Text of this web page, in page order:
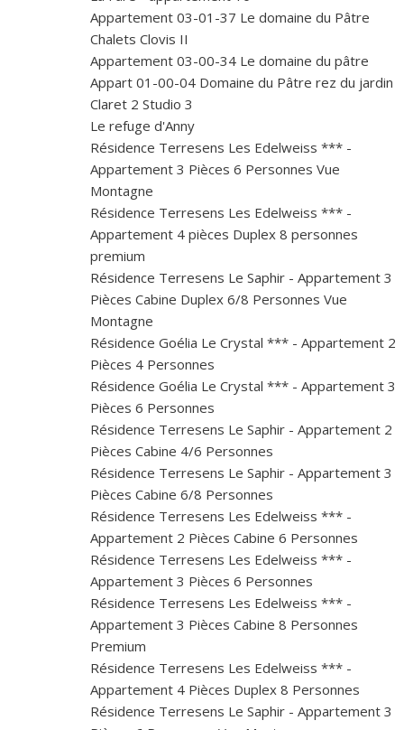
Appartement 03-01-37 Le domaine du Pâtre
Chalets Clovis II
Appartement 03-00-34 Le domaine du pâtre
Appart 01-00-04 Domaine du Pâtre rez du jardin
Claret 2 Studio 3
Le refuge d'Anny
Résidence Terresens Les Edelweiss *** -
Appartement 3 Pièces 6 Personnes Vue
Montagne
Résidence Terresens Les Edelweiss *** -
Appartement 4 pièces Duplex 8 personnes
premium
Résidence Terresens Le Saphir - Appartement 3
Pièces Cabine Duplex 6/8 Personnes Vue
Montagne
Résidence Goélia Le Crystal *** - Appartement 2
Pièces 4 Personnes
Résidence Goélia Le Crystal *** - Appartement 3
Pièces 6 Personnes
Résidence Terresens Le Saphir - Appartement 2
Pièces Cabine 4/6 Personnes
Résidence Terresens Le Saphir - Appartement 3
Pièces Cabine 6/8 Personnes
Résidence Terresens Les Edelweiss *** -
Appartement 2 Pièces Cabine 6 Personnes
Résidence Terresens Les Edelweiss *** -
Appartement 3 Pièces 6 Personnes
Résidence Terresens Les Edelweiss *** -
Appartement 3 Pièces Cabine 8 Personnes
Premium
Résidence Terresens Les Edelweiss *** -
Appartement 4 Pièces Duplex 8 Personnes
Résidence Terresens Le Saphir - Appartement 3